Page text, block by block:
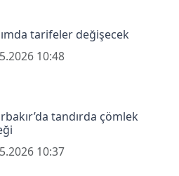
tarifeler değişecek
10:48
tandırda çömlek
10:37